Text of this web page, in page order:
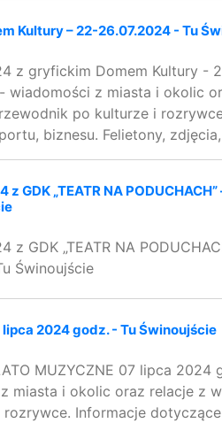
Kultury – 22-26.07.2024 - Tu
z gryfickim Domem Kultury -
wiadomości z miasta i okolic
po kulturze i
biznesu. Felietony,
z GDK „TEATR NA
z GDK „TEATR NA
Świnoujście
lipca 2024 godz. - Tu Świnoujście
MUZYCZNE 07 lipca 2024
miasta i okolic oraz relacje z
Informacje